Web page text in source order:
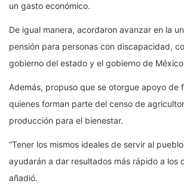
un gasto económico.
De igual manera, acordaron avanzar en la
pensión para personas con discapacidad,
gobierno del estado y el gobierno de
Además, propuso que se otorgue apoyo de
quienes forman parte del censo de
producción para el bienestar.
“Tener los mismos ideales de servir al
ayudarán a dar resultados más rápido a los
añadió.